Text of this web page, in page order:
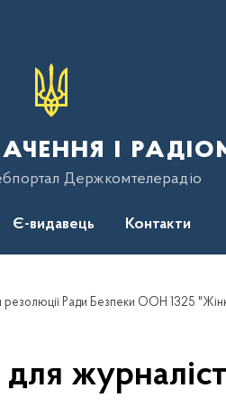
і
Держкомтелерадіо
Є-видавець Контакти
для